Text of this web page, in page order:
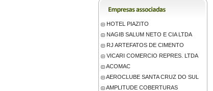
HOTEL PIAZITO
NAGIB SALUM NETO E CIA LTDA
RJ ARTEFATOS DE CIMENTO
VICARI COMERCIO REPRES. LTDA
ACOMAC
AEROCLUBE SANTA CRUZ DO SUL
AMPLITUDE COBERTURAS